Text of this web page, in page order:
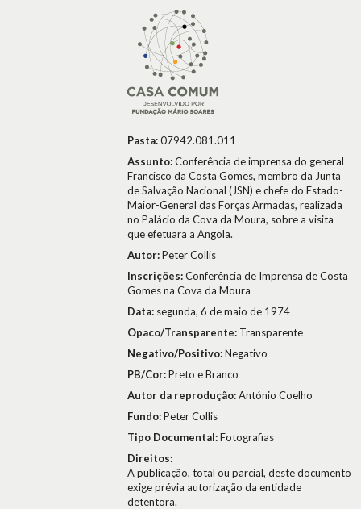
Pasta:07942.081.011
Assunto:Conferência de imprensa do general
Francisco da Costa Gomes, membro da Junta
de Salvação Nacional (JSN) e chefe do Estado-
Maior-General das Forças Armadas, realizada
no Palácio da Cova da Moura, sobre a visita
que efetuara a Angola.
Autor:Peter Collis
Inscrições:Conferência de Imprensa de Costa
Gomes na Cova da Moura
Data: segunda, 6 de maio de 1974
Opaco/Transparente: Transparente
Negativo/Positivo:Negativo
PB/Cor:Preto e Branco
Autor da reprodução:António Coelho
Fundo:Peter Collis
Tipo Documental:Fotografias
Direitos:
A publicação, total ou parcial, deste documento
exige prévia autorização da entidade
detentora.